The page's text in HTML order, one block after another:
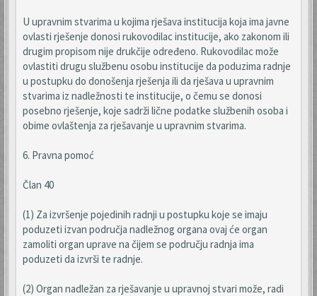
U upravnim stvarima u kojima rješava institucija koja ima javne
ovlasti rješenje donosi rukovodilac institucije, ako zakonom ili
drugim propisom nije drukčije određeno. Rukovodilac može
ovlastiti drugu službenu osobu institucije da poduzima radnje
u postupku do donošenja rješenja ili da rješava u upravnim
stvarima iz nadležnosti te institucije, o čemu se donosi
posebno rješenje, koje sadrži lične podatke službenih osoba i
obime ovlaštenja za rješavanje u upravnim stvarima.
6. Pravna pomoć
Član 40
(1) Za izvršenje pojedinih radnji u postupku koje se imaju
poduzeti izvan područja nadležnog organa ovaj će organ
zamoliti organ uprave na čijem se području radnja ima
poduzeti da izvrši te radnje.
(2) Organ nadležan za rješavanje u upravnoj stvari može, radi